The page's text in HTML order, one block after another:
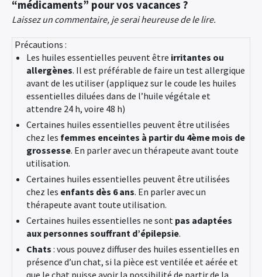
“médicaments” pour vos vacances ?
Laissez un commentaire, je serai heureuse de le lire.
Précautions :
Les huiles essentielles peuvent être irritantes ou
allergènes. Il est préférable de faire un test allergique
avant de les utiliser (appliquez sur le coude les huiles
essentielles diluées dans de l’huile végétale et
attendre 24 h, voire 48 h)
Certaines huiles essentielles peuvent être utilisées
chez les femmes enceintes à partir du 4ème mois de
grossesse. En parler avec un thérapeute avant toute
utilisation.
Certaines huiles essentielles peuvent être utilisées
chez les enfants dès 6 ans. En parler avec un
thérapeute avant toute utilisation.
Certaines huiles essentielles ne sont pas adaptées
aux personnes souffrant d’épilepsie.
Chats : vous pouvez diffuser des huiles essentielles en
présence d’un chat, si la pièce est ventilée et aérée et
que le chat puisse avoir la possibilité de partir de la